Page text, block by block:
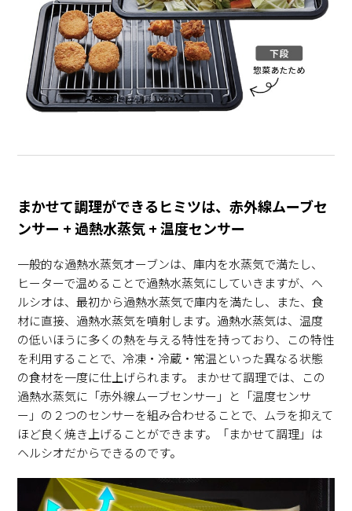
まかせて調理ができるヒミツは、赤外線ムーブセ
ンサー + 過熱水蒸気 + 温度センサー
一般的な過熱水蒸気オーブンは、庫内を水蒸気で満たし、
ヒーターで温めることで過熱水蒸気にしていきますが、ヘ
ルシオは、最初から過熱水蒸気で庫内を満たし、また、食
材に直接、過熱水蒸気を噴射します。過熱水蒸気は、温度
の低いほうに多くの熱を与える特性を持っており、この特性
を利用することで、冷凍・冷蔵・常温といった異なる状態
の食材を一度に仕上げられます。 まかせて調理では、この
過熱水蒸気に「赤外線ムーブセンサー」と「温度センサ
ー」の２つのセンサーを組み合わせることで、ムラを抑えて
ほど良く焼き上げることができます。「まかせて調理」は
ヘルシオだからできるのです。